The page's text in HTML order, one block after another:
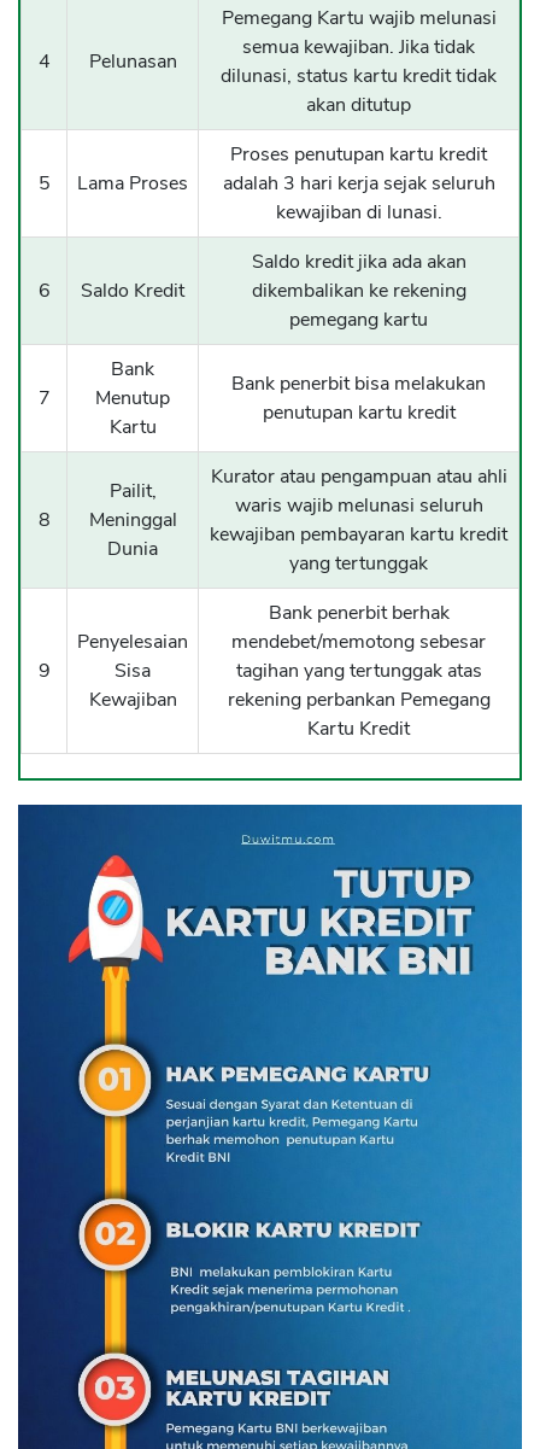
4 Pelunasan
Pemegang Kartu wajib melunasi
semua kewajiban. Jika tidak
dilunasi, status kartu kredit tidak
akan ditutup
5 Lama Proses
Proses penutupan kartu kredit
adalah 3 hari kerja sejak seluruh
kewajiban di lunasi.
6 Saldo Kredit
Saldo kredit jika ada akan
dikembalikan ke rekening
pemegang kartu
7
Bank
Menutup
Kartu
Bank penerbit bisa melakukan
penutupan kartu kredit
8
Pailit,
Meninggal
Dunia
Kurator atau pengampuan atau ahli
waris wajib melunasi seluruh
kewajiban pembayaran kartu kredit
yang tertunggak
9
Penyelesaian
Sisa
Kewajiban
Bank penerbit berhak
mendebet/memotong sebesar
tagihan yang tertunggak atas
rekening perbankan Pemegang
Kartu Kredit